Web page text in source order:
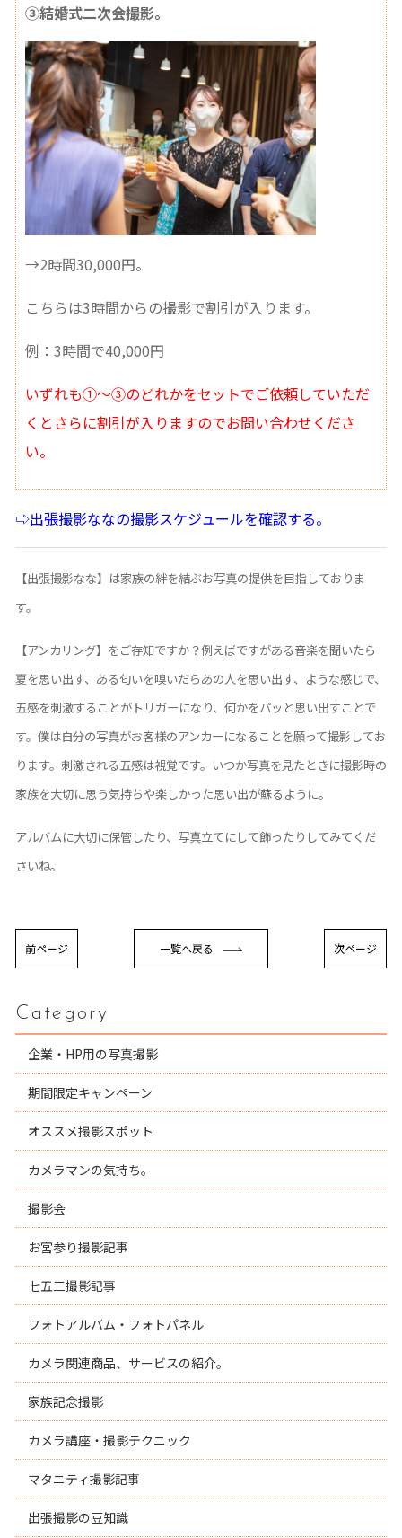
③結婚式二次会撮影。
→2時間30,000円。
こちらは3時間からの撮影で割引が入ります。
例：3時間で40,000円
いずれも①〜③のどれかをセットでご依頼していただ
くとさらに割引が入りますのでお問い合わせくださ
い。
⇨出張撮影ななの撮影スケジュールを確認する。
【出張撮影なな】は家族の絆を結ぶお写真の提供を目指しておりま
す。
【アンカリング】をご存知ですか？例えばですがある音楽を聞いたら
夏を思い出す、ある匂いを嗅いだらあの人を思い出す、ような感じで、
五感を刺激することがトリガーになり、何かをパッと思い出すことで
す。僕は自分の写真がお客様のアンカーになることを願って撮影してお
ります。刺激される五感は視覚です。いつか写真を見たときに撮影時の
家族を大切に思う気持ちや楽しかった思い出が蘇るように。
アルバムに大切に保管したり、写真立てにして飾ったりしてみてくだ
さいね。
前ページ 一覧へ戻る 次ページ
Category
企業・HP用の写真撮影
期間限定キャンペーン
オススメ撮影スポット
カメラマンの気持ち。
撮影会
お宮参り撮影記事
七五三撮影記事
フォトアルバム・フォトパネル
カメラ関連商品、サービスの紹介。
家族記念撮影
カメラ講座・撮影テクニック
マタニティ撮影記事
出張撮影の豆知識